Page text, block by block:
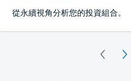
從永續視角分析您的投資組合。